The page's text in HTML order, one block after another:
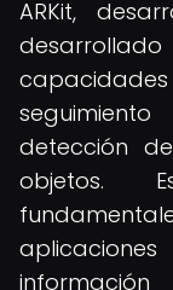
ARKit,
detección
objetos.